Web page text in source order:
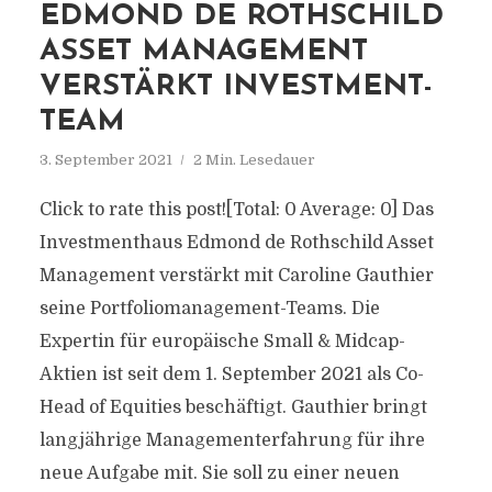
EDMOND DE ROTHSCHILD
ASSET MANAGEMENT
VERSTÄRKT INVESTMENT-
TEAM
3. September 2021 2 Min. Lesedauer
Click to rate this post![Total: 0 Average: 0] Das
Investmenthaus Edmond de Rothschild Asset
Management verstärkt mit Caroline Gauthier
seine Portfoliomanagement-Teams. Die
Expertin für europäische Small & Midcap-
Aktien ist seit dem 1. September 2021 als Co-
Head of Equities beschäftigt. Gauthier bringt
langjährige Managementerfahrung für ihre
neue Aufgabe mit. Sie soll zu einer neuen